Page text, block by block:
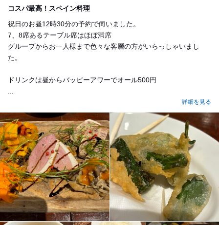
コスパ最高！スペイン料理
祝日のお昼12時30分の予約で伺いました。
7、8席あるテーブル席はほぼ満席
グループからお一人様まで色々な客層の方がいらっしゃいまし
た。
ドリンクは昼からバッピーアワーでオール500円
詳細を見る